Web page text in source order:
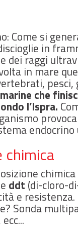
Come si
in
dei raggi
in mare
che
l’Ispra.
endocrino
chimica
ddt (di-cloro-
e resistenza.
Sonda